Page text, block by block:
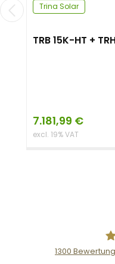
Trina Solar
TRB 15K-HT +
7.181,99 €
excl. 19% VAT
1300